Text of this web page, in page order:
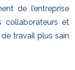
de l’entreprise
collaborateurs et
travail plus sain